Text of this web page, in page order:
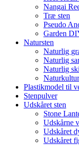
Nangai
Træ sten
Pseudo
Garden
Natursten
Naturlig
Naturlig
Naturlig
Plastikmodel til
Stenpulver
Udskåret sten
Stone
Udskårne
Udskåret
Udskåret